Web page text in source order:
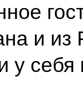
и из
у себя